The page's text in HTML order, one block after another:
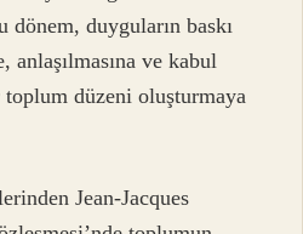
dönem, duyguların baskı
anlaşılmasına ve kabul
düzeni oluşturmaya
Jean-Jacques